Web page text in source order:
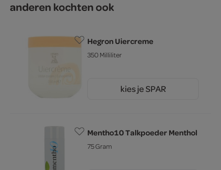
anderen kochten ook
Hegron Uiercreme
350 Milliliter
kies je SPAR
Mentho10 Talkpoeder Menthol
75 Gram